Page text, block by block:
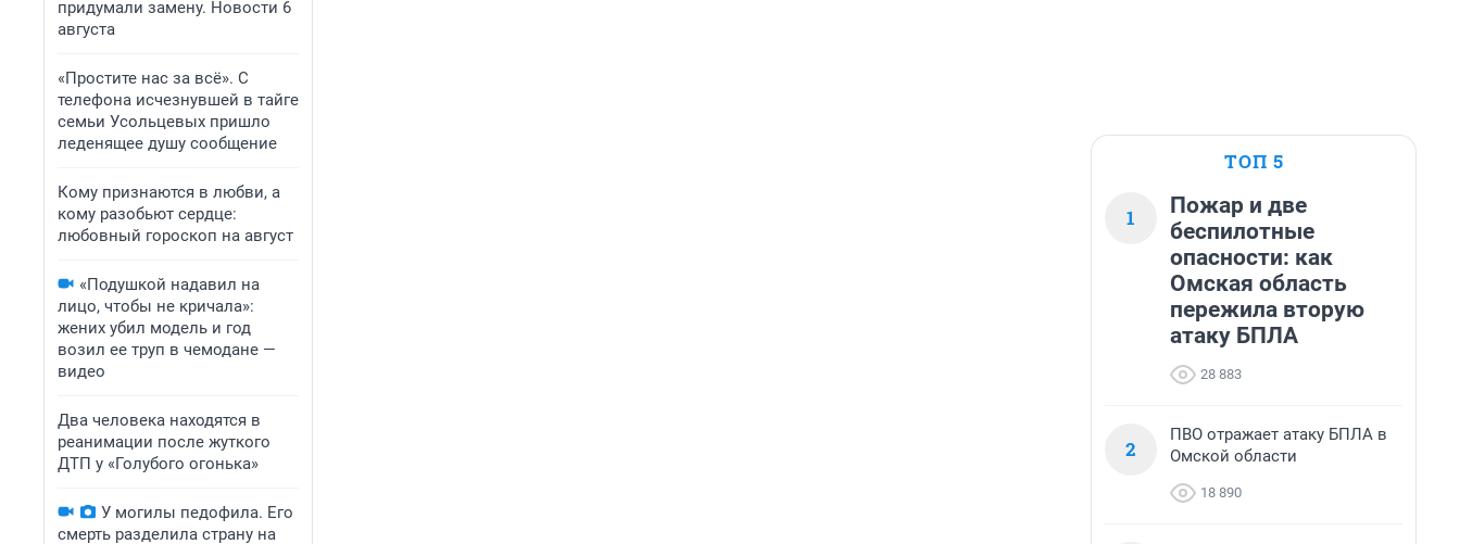
придумали замену. Новости 6
августа
«Простите нас за всё». С
телефона исчезнувшей в тайге
семьи Усольцевых пришло
леденящее душу сообщение
Кому признаются в любви, а
кому разобьют сердце:
любовный гороскоп на август
«Подушкой надавил на
лицо, чтобы не кричала»:
жених убил модель и год
возил ее труп в чемодане —
видео
Два человека находятся в
реанимации после жуткого
ДТП у «Голубого огонька»
У могилы педофила. Его
смерть разделила страну на
ТОП 5
1
Пожар и две
беспилотные
опасности: как
Омская область
пережила вторую
атаку БПЛА
28 883
2
ПВО отражает атаку БПЛА в
Омской области
18 890